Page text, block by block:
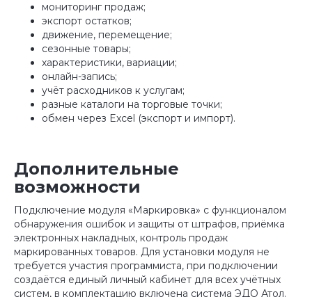
мониторинг продаж;
экспорт остатков;
движение, перемещение;
сезонные товары;
характеристики, вариации;
онлайн-запись;
учёт расходников к услугам;
разные каталоги на торговые точки;
обмен через Excel (экспорт и импорт).
Дополнительные
возможности
Подключение модуля «Маркировка» с функционалом
обнаружения ошибок и защиты от штрафов, приёмка
электронных накладных, контроль продаж
маркированных товаров. Для установки модуля не
требуется участия программиста, при подключении
создаётся единый личный кабинет для всех учётных
систем, в комплектацию включена система ЭДО Атол.